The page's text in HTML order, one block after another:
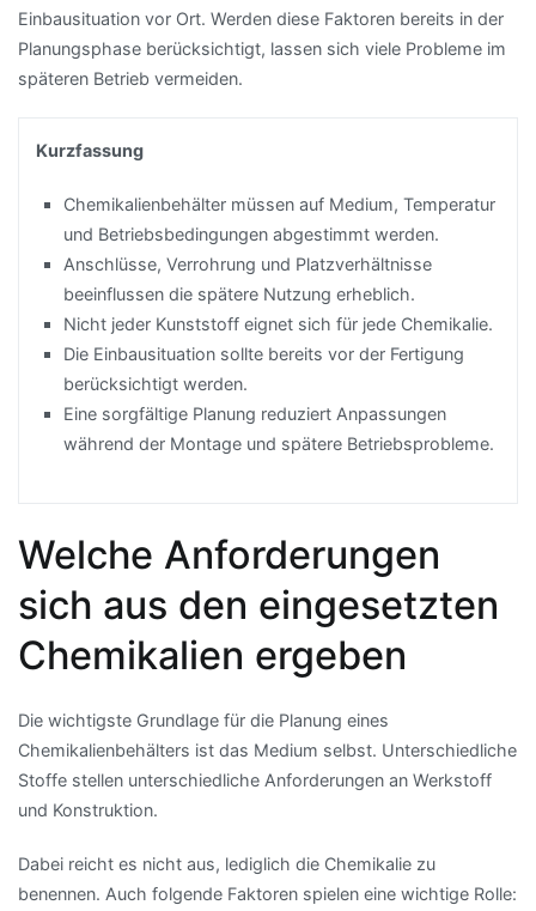
Einbausituation vor Ort. Werden diese Faktoren bereits in der
Planungsphase berücksichtigt, lassen sich viele Probleme im
späteren Betrieb vermeiden.
Kurzfassung
Chemikalienbehälter müssen auf Medium, Temperatur
und Betriebsbedingungen abgestimmt werden.
Anschlüsse, Verrohrung und Platzverhältnisse
beeinflussen die spätere Nutzung erheblich.
Nicht jeder Kunststoff eignet sich für jede Chemikalie.
Die Einbausituation sollte bereits vor der Fertigung
berücksichtigt werden.
Eine sorgfältige Planung reduziert Anpassungen
während der Montage und spätere Betriebsprobleme.
Welche Anforderungen
sich aus den eingesetzten
Chemikalien ergeben
Die wichtigste Grundlage für die Planung eines
Chemikalienbehälters ist das Medium selbst. Unterschiedliche
Stoffe stellen unterschiedliche Anforderungen an Werkstoff
und Konstruktion.
Dabei reicht es nicht aus, lediglich die Chemikalie zu
benennen. Auch folgende Faktoren spielen eine wichtige Rolle: